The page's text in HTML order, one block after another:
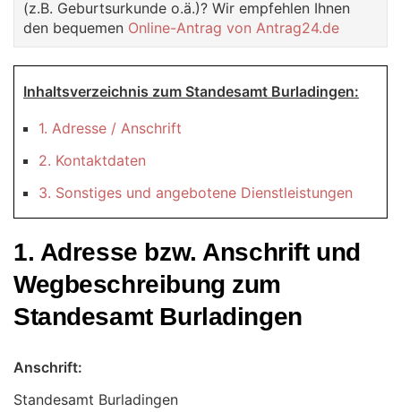
(z.B. Geburtsurkunde o.ä.)? Wir empfehlen Ihnen
den bequemen Online-Antrag von Antrag24.de
Inhaltsverzeichnis zum Standesamt Burladingen:
1. Adresse / Anschrift
2. Kontaktdaten
3. Sonstiges und angebotene Dienstleistungen
1. Adresse bzw. Anschrift und
Wegbeschreibung zum
Standesamt Burladingen
Anschrift:
Standesamt Burladingen